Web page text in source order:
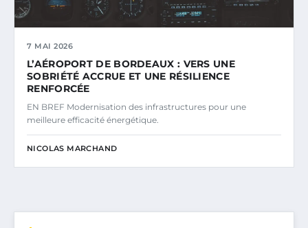
7 MAI 2026
L’AÉROPORT DE BORDEAUX : VERS UNE
SOBRIÉTÉ ACCRUE ET UNE RÉSILIENCE
RENFORCÉE
EN BREF Modernisation des infrastructures pour une
meilleure efficacité énergétique.
NICOLAS MARCHAND